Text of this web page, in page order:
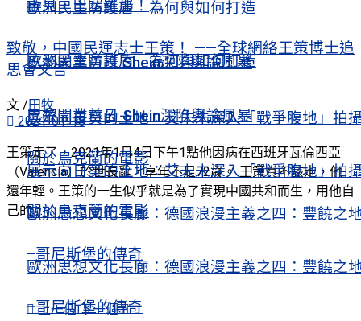
歐洲民主防護盾 為何與如何打造
巴黎開業首日 Shein深陷輿論風暴
展示向日葵的土地：艾未未深入「戰爭腹地」拍
關於烏克蘭的電影
歐洲思想文化長廊：德國浪漫主義之四：豐饒之
–哥尼斯堡的傳奇
上一個 下一個
再見，巴塞羅那！
歐洲民主防護盾 為何與如何打造
巴黎開業首日 Shein深陷輿論風暴
展示向日葵的土地：艾未未深入「戰爭腹地」拍
關於烏克蘭的電影
歐洲思想文化長廊：德國浪漫主義之四：豐饒之
–哥尼斯堡的傳奇
致敬，中國民運志士王策！ ——全球網絡王策博士追
思會文告
文 /田牧
2021-01-18
王策走了，2021年1月4日下午1點他因病在西班牙瓦倫西亞
（Valencia）於世長辭，享年不足72歲。 王策真不該走，他
還年輕。王策的一生似乎就是為了實現中國共和而生，用他自
己的 ...